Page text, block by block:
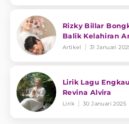
Rizky Billar
Balik Kelahiran
Artikel 31 Januari
Lirik Lagu
Revina Alvira
Lirik 30 Januari 2025